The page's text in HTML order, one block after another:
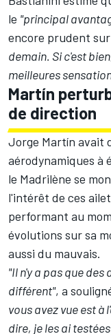
le "principal
encore prudent
demain. Si c'est
meilleures
Martín
de direction
Jorge Martín avait
aérodynamiques à
le Madrilène se
l'intérêt de ces
performant au
évolutions sur sa
aussi du mauvais.
"Il n'y a pas que
différent", a
vous avez vue est à
dire, je les ai